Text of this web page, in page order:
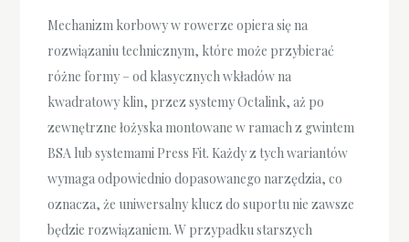
Mechanizm korbowy w rowerze opiera się na
rozwiązaniu technicznym, które może przybierać
różne formy – od klasycznych wkładów na
kwadratowy klin, przez systemy Octalink, aż po
zewnętrzne łożyska montowane w ramach z gwintem
BSA lub systemami Press Fit. Każdy z tych wariantów
wymaga odpowiednio dopasowanego narzędzia, co
oznacza, że uniwersalny klucz do suportu nie zawsze
będzie rozwiązaniem. W przypadku starszych